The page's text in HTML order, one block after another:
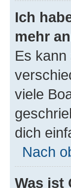
Ich
mehr
Es
viele
dich
Nach
Was ist